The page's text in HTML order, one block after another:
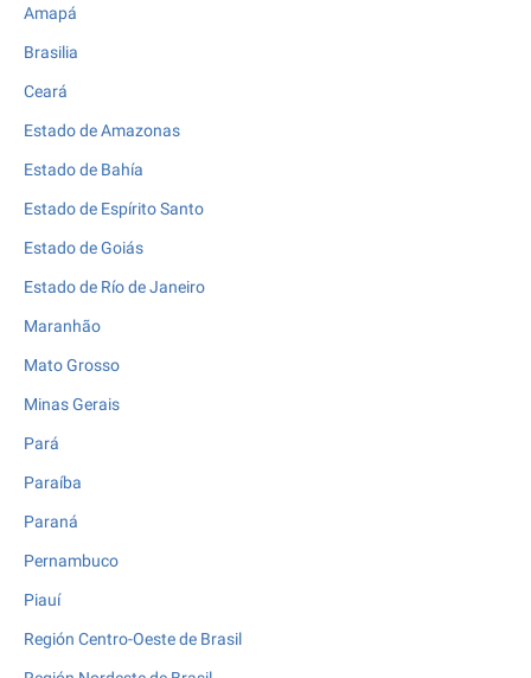
Amapá
Brasilia
Ceará
Estado de Amazonas
Estado de Bahía
Estado de Espírito Santo
Estado de Goiás
Estado de Río de Janeiro
Maranhão
Mato Grosso
Minas Gerais
Pará
Paraíba
Paraná
Pernambuco
Piauí
Región Centro-Oeste de Brasil